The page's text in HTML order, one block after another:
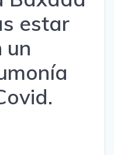
estar
un